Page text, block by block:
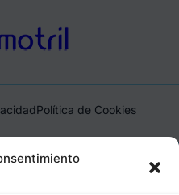
Política de Cookies
España, 1, 18600, Motril,
DIR3: L01181400